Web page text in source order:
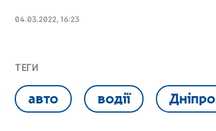
04.03.2022, 16:23
ТЕГИ
авто водії Дніпро